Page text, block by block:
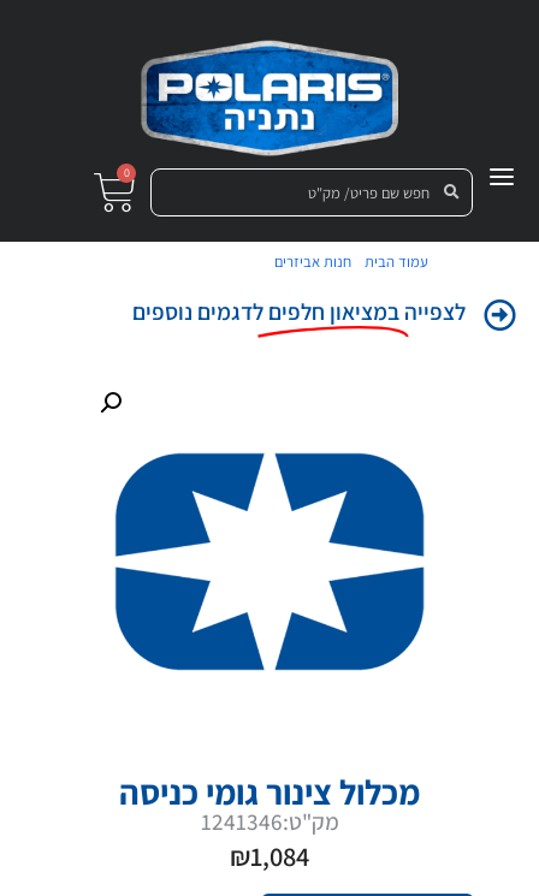
0
עמוד הבית /חנות אביזרים
לצפייהבמציאון חלפים לדגמים נוספים
מכלול צינור גומי כניסה
מק"ט:1241346
₪1,084